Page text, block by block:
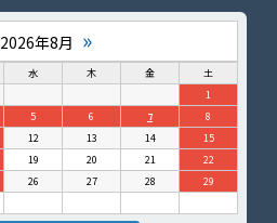
2026年8月 »
水 木 金
土
1
5 6 7
8
12 13 14
15
19 20 21
22
26 27 28
29